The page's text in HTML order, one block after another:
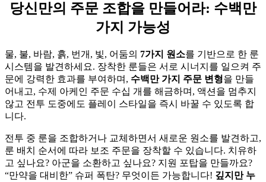
당신만의 주문 조합을 만들어라: 수백만
가지 가능성
물, 불, 바람, 흙, 번개, 빛, 어둠의 7가지 원소를 기반으로 한 룬
시스템을 발견하세요. 장착한 룬들은 서로 시너지를 일으켜 주
문에 강력한 효과를 부여하며, 수백만 가지 주문 변형을 만들
어내고, 수제 아케인 주문 수십 개를 해금하며, 액션을 멈추지
않고 전투 도중에도 플레이 스타일을 즉시 바꿀 수 있도록 합
니다.
전투 중 룬을 조합하거나 교체하면서 새로운 원소를 발견하고,
룬 배치 순서에 따라 보조 주문을 장착할 수 있습니다. 치유하
고 싶나요? 아군을 소환하고 싶나요? 지원 포탑을 만들까요?
“만약을 대비한” 슈퍼 폭탄? 무엇이든 가능합니다! 깊지만 누